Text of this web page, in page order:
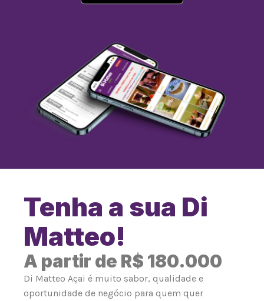
Tenha a sua Di
Matteo!
A partir de R$ 180.000
Di Matteo Açai é muito sabor, qualidade e
oportunidade de negócio para quem quer